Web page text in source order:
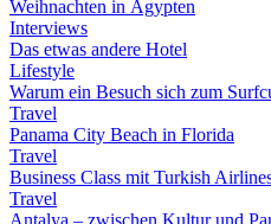
Weihnachten in Ägypten
Interviews
Das etwas andere Hotel
Lifestyle
Warum ein Besuch sich zum
Travel
Panama City Beach in Florida
Travel
Business Class mit Turkish
Travel
Antalya – zwischen Kultur und